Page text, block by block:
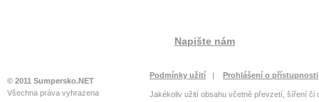
© 2011 Sumpersko.NET
Všechna práva vyhrazena
Napište nám
Podmínky užití | Prohlášení o přístupnosti
Jakékoliv užití obsahu včetně převzetí, šíření či